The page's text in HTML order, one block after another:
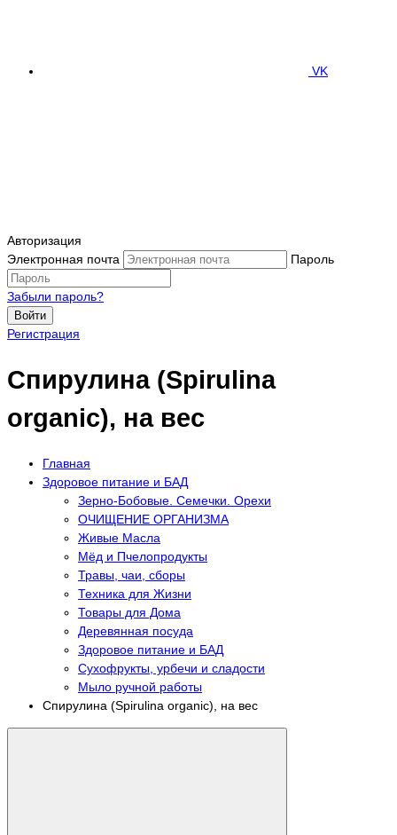
VK
Авторизация
Электронная почта
Пароль
Забыли пароль?
Войти
Регистрация
Спирулина (Spirulina
organic), на вес
Главная
Здоровое питание и БАД
Зерно-Бобовые. Семечки. Орехи
ОЧИЩЕНИЕ ОРГАНИЗМА
Живые Масла
Мёд и Пчелопродукты
Травы, чаи, сборы
Техника для Жизни
Товары для Дома
Деревянная посуда
Здоровое питание и БАД
Сухофрукты, урбечи и сладости
Мыло ручной работы
Спирулина (Spirulina organic), на вес